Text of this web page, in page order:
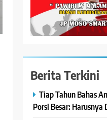
Berita Terkini
Tiap Tahun Bahas
Porsi Besar: Harusnya